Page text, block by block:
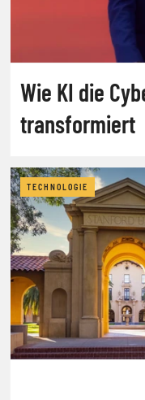
Wie KI die
transformiert
TECHNOLOGIE